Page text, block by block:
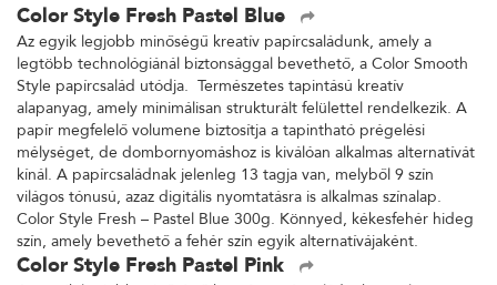
Color Style Fresh Pastel Blue
Az egyik legjobb minőségű kreatív papírcsaládunk, amely a
legtöbb technológiánál biztonsággal bevethető, a Color Smooth
Style papírcsalád utódja. Természetes tapintású kreatív
alapanyag, amely minimálisan strukturált felülettel rendelkezik. A
papír megfelelő volumene biztosítja a tapintható prégelési
mélységet, de dombornyomáshoz is kiválóan alkalmas alternatívát
kínál. A papírcsaládnak jelenleg 13 tagja van, melyből 9 szín
világos tónusú, azaz digitális nyomtatásra is alkalmas színalap.
Color Style Fresh – Pastel Blue 300g. Könnyed, kékesfehér hideg
szín, amely bevethető a fehér szín egyik alternatívájaként.
Color Style Fresh Pastel Pink